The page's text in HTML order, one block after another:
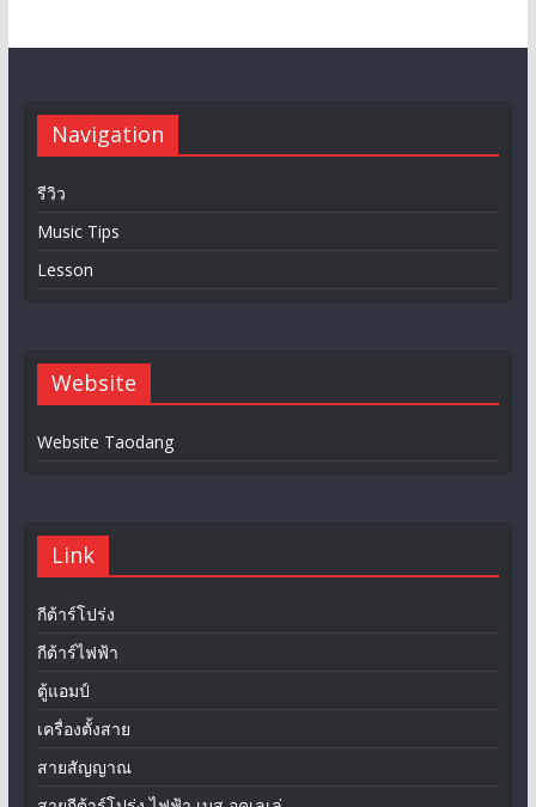
Navigation
รีวิว
Music Tips
Lesson
Website
Website Taodang
Link
กีต้าร์โปร่ง
กีต้าร์ไฟฟ้า
ตู้แอมป์
เครื่องตั้งสาย
สายสัญญาณ